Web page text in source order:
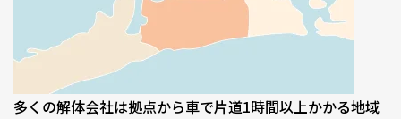
多くの解体会社は拠点から車で片道1時間以上かかる地域